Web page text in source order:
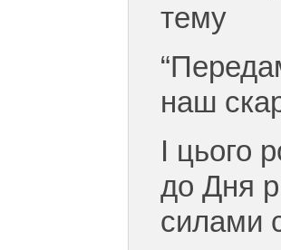
тему
наш
І цього
до Дня
силами